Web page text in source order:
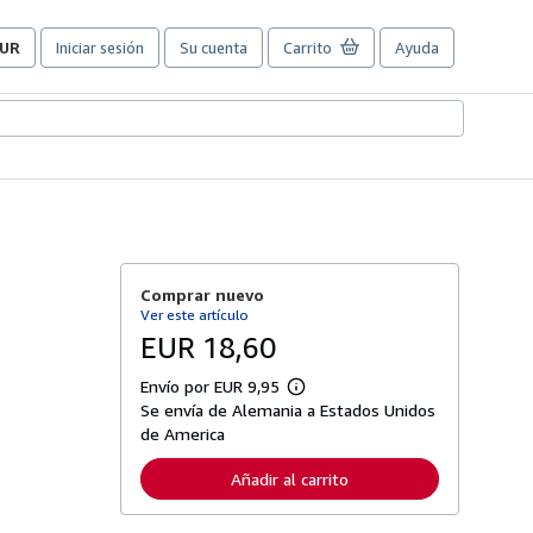
Iniciar sesión Su cuenta Carrito Ayuda
Comprar nuevo
Ver este artículo
EUR 18,60
Envío por EUR 9,95
M
á
f
o
r
Se envía de Alemania a Estados Unidos
de America
Añadir al carrito